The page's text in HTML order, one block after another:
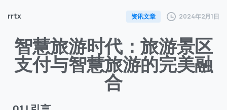
rrtx 资讯文章 2024年2月1日
智慧旅游时代：旅游景区
支付与智慧旅游的完美融
合